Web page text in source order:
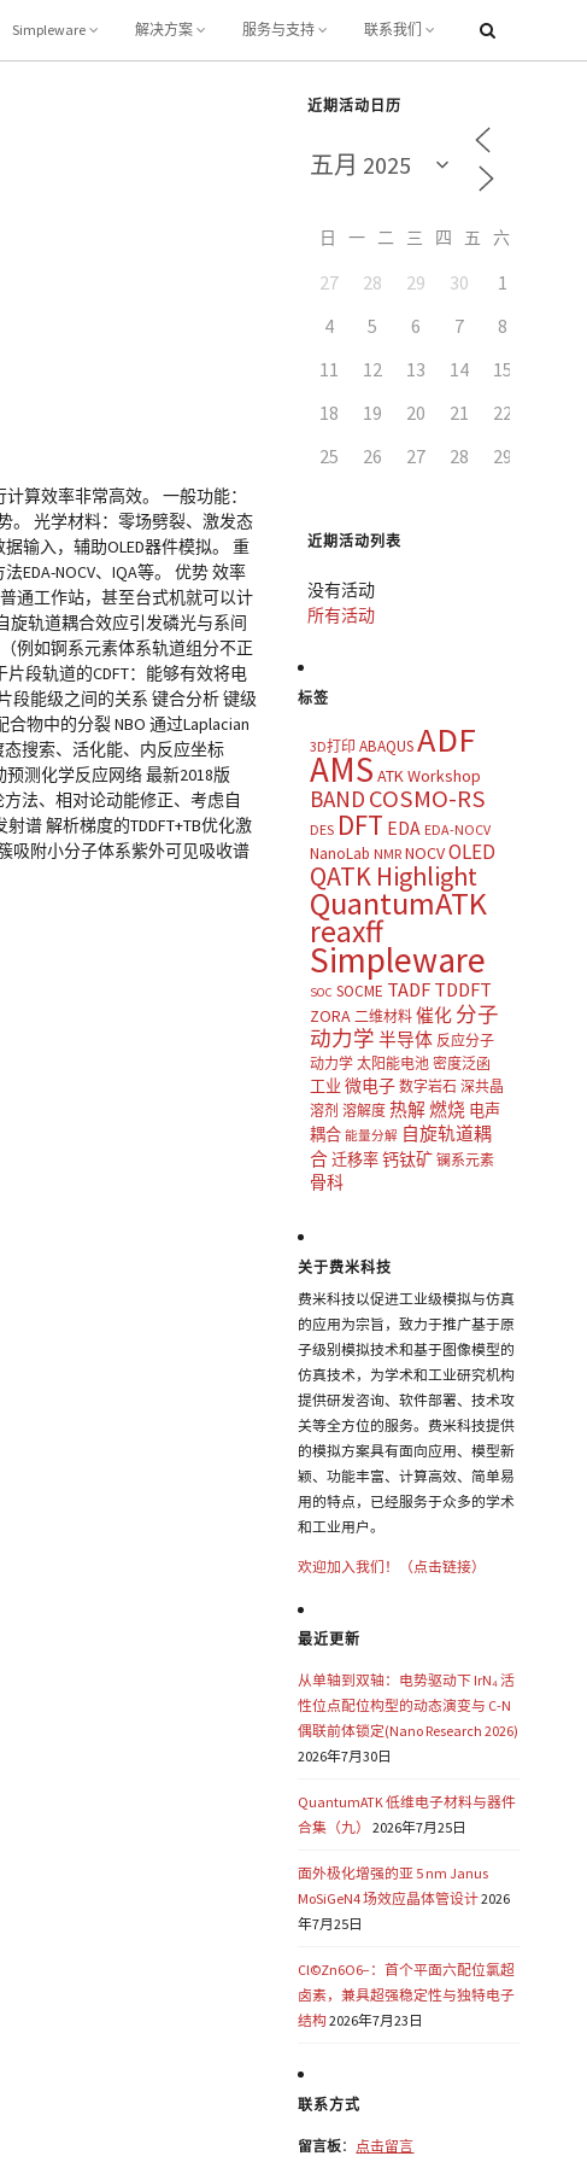
Simpleware 解决方案 服务与支持 联系我们
算效率非常高效。 一般功能：
。 光学材料：零场劈裂、激发态
输入，辅助OLED器件模拟。 重
NOCV、IQA等。 优势 效率
通工作站，甚至台式机就可以计
旋轨道耦合效应引发磷光与系间
例如锕系元素体系轨道组分不正
段轨道的CDFT：能够有效将电
段能级之间的关系 键合分析 键级
物中的分裂 NBO 通过Laplacian
搜索、活化能、内反应坐标
测化学反应网络 最新2018版
法、相对论动能修正、考虑自
谱 解析梯度的TDDFT+TB优化激
吸附小分子体系紫外可见吸收谱
近期活动日历
日 一 二 三 四 五
27 28 29 30 1
4
5 6 7 8
11
12 13 14 15
18
19 20 21 22
25
26 27 28 29
近期活动列表
没有活动
所有活动
标签
3D打印 ABAQUSADF
AMS ATK Workshop
BAND COSMO-RS
DES DFT EDA EDA-NOCV
NanoLab NMR NOCVOLED
QATK Highlight
QuantumATK
reaxff
Simpleware
SOC SOCME TADF TDDFT
ZORA 二维材料 催化 分子
动力学 半导体 反应分子
动力学 太阳能电池 密度泛函
工业 微电子 数字岩石 深共晶
溶剂 溶解度 热解燃烧 电声
耦合 能量分解 自旋轨道耦
合迁移率钙钛矿 镧系元素
骨科
关于费米科技
费米科技以促进工业级模拟与仿真
的应用为宗旨，致力于推广基于原
子级别模拟技术和基于图像模型的
仿真技术，为学术和工业研究机构
提供研发咨询、软件部署、技术攻
关等全方位的服务。费米科技提供
的模拟方案具有面向应用、模型新
颖、功能丰富、计算高效、简单易
用的特点，已经服务于众多的学术
和工业用户。
欢迎加入我们！（点击链接）
最近更新
从单轴到双轴：电势驱动下 IrN₄ 活
性位点配位构型的动态演变与 C-N
偶联前体锁定(Nano Research 2026)
2026年7月30日
QuantumATK 低维电子材料与器件
合集（九）
2026年7月25日
面外极化增强的亚 5 nm Janus
MoSiGeN4 场效应晶体管设计2026
年7月25日
Cl©Zn6O6−：首个平面六配位氯超
卤素，兼具超强稳定性与独特电子
结构2026年7月23日
联系方式
留言板： 点击留言